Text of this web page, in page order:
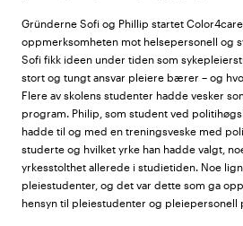
Gründerne Sofi og Phillip startet
oppmerksomheten mot helsepersonell og
Sofi fikk ideen under tiden som
stort og tungt ansvar pleiere bærer – og
Flere av skolens studenter hadde vesker
program. Philip, som student ved
hadde til og med en treningsveske med
studerte og hvilket yrke han hadde valgt,
yrkesstolthet allerede i studietiden. Noe
pleiestudenter, og det var dette som ga
hensyn til pleiestudenter og pleiepersonell